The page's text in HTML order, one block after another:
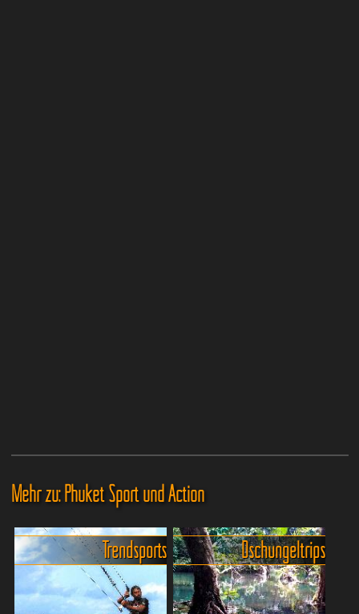
Mehr zu: Phuket Sport und Action
Trendsports Dschungeltrips